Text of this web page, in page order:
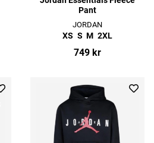
Pant
JORDAN
XS S M 2XL
749 kr